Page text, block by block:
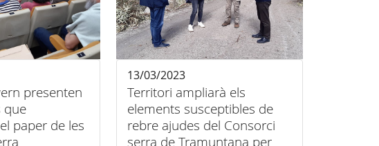
presenten
que
paper de les
Territori ampliarà els
elements susceptibles de
rebre ajudes del Consorci
serra de Tramuntana per
13/03/2023